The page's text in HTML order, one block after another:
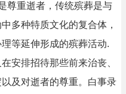
尊重逝者，传统殡葬是与
多种特质文化的复合体，
等延伸形成的殡葬活动.
安排招待那些前来治丧、
及对逝者的尊重。白事录